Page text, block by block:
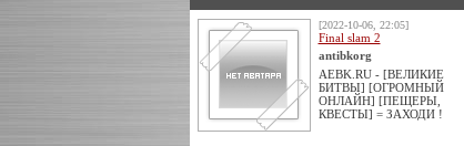
[2022-10-06, 22:05]
Final slam 2
antibkorg
AEBK.RU - [ВЕЛИКИЕ
БИТВЫ] [ОГРОМНЫЙ
ОНЛАЙН] [ПЕЩЕРЫ,
КВЕСТЫ] = ЗАХОДИ !